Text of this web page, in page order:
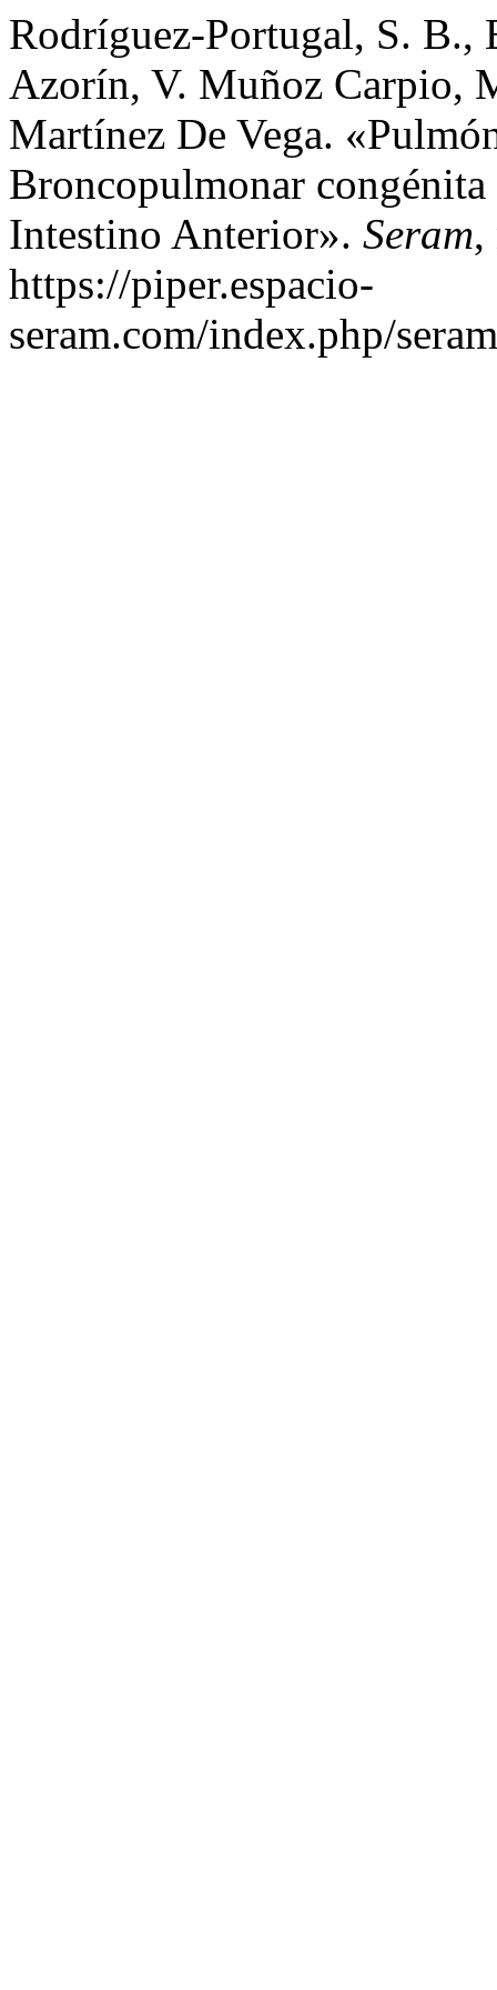
Rodríguez-Portugal, S.
Azorín, V. Muñoz Carpio,
Martínez De Vega.
Broncopulmonar
Intestino Anterior». Seram,
https://piper.espacio-
seram.com/index.php/